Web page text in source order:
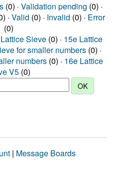
(0) · Validation pending (0) ·
· Valid (0) · Invalid (0) · Error
(0)
Sieve (0) · 15e Lattice
for smaller numbers (0) ·
numbers (0) · 16e Lattice
V5 (0)
| Message Boards